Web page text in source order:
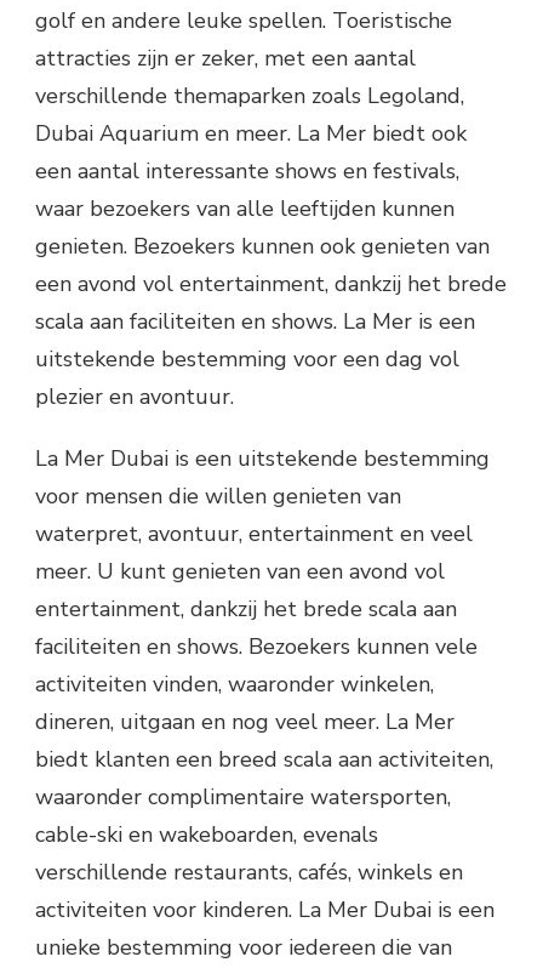
golf en andere leuke spellen. Toeristische
attracties zijn er zeker, met een aantal
verschillende themaparken zoals Legoland,
Dubai Aquarium en meer. La Mer biedt ook
een aantal interessante shows en festivals,
waar bezoekers van alle leeftijden kunnen
genieten. Bezoekers kunnen ook genieten van
een avond vol entertainment, dankzij het brede
scala aan faciliteiten en shows. La Mer is een
uitstekende bestemming voor een dag vol
plezier en avontuur.
La Mer Dubai is een uitstekende bestemming
voor mensen die willen genieten van
waterpret, avontuur, entertainment en veel
meer. U kunt genieten van een avond vol
entertainment, dankzij het brede scala aan
faciliteiten en shows. Bezoekers kunnen vele
activiteiten vinden, waaronder winkelen,
dineren, uitgaan en nog veel meer. La Mer
biedt klanten een breed scala aan activiteiten,
waaronder complimentaire watersporten,
cable-ski en wakeboarden, evenals
verschillende restaurants, cafés, winkels en
activiteiten voor kinderen. La Mer Dubai is een
unieke bestemming voor iedereen die van